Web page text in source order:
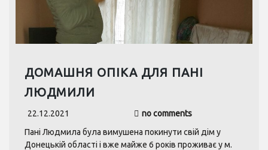
ДОМАШНЯ ОПІКА ДЛЯ ПАНІ
ЛЮДМИЛИ
22.12.2021
no comments
Пані Людмила була вимушена покинути свій дім у
Донецькій області і вже майже 6 років проживає у м.